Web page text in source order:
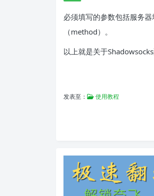
必须填写的参数包括服务
（method）。
以上就是关于
发表至： 使用教程